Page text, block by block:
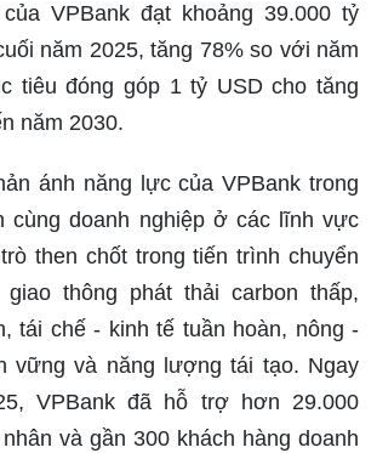
VPBank đạt khoảng 39.000 tỷ
năm 2025, tăng 78% so với năm
tiêu đóng góp 1 tỷ USD cho tăng
năm 2030.
ánh năng lực của VPBank trong
cùng doanh nghiệp ở các lĩnh vực
then chốt trong tiến trình chuyển
thông phát thải carbon thấp,
tái chế - kinh tế tuần hoàn, nông -
vững và năng lượng tái tạo. Ngay
VPBank đã hỗ trợ hơn 29.000
và gần 300 khách hàng doanh